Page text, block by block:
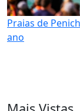
Praias de
ano